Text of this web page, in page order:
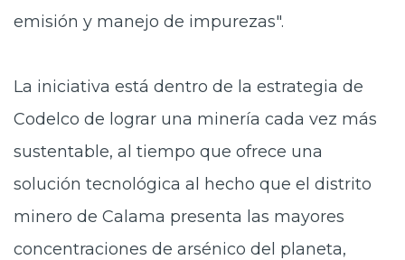
emisión y manejo de impurezas".
La iniciativa está dentro de la estrategia de
Codelco de lograr una minería cada vez más
sustentable, al tiempo que ofrece una
solución tecnológica al hecho que el distrito
minero de Calama presenta las mayores
concentraciones de arsénico del planeta,